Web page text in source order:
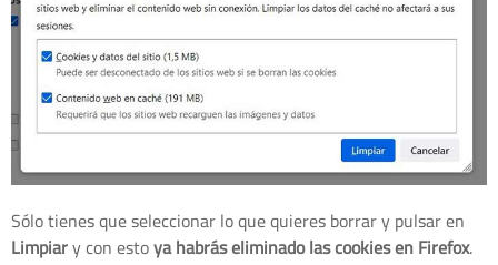
Sólo tienes que seleccionar lo que quieres borrar y pulsar en
Limpiary con estoya habrás eliminado las cookies en Firefox.